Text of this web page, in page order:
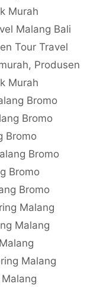
Murah
Malang Bali
Tour Travel
, Produsen
Murah
Bromo
Bromo
Bromo
Bromo
Bromo
Bromo
Malang
Malang
Malang